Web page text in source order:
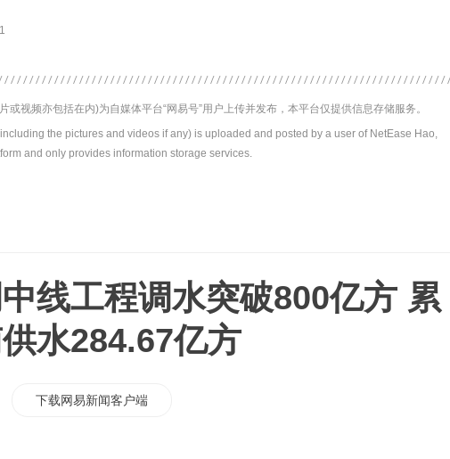
或视频亦包括在内)为自媒体平台“网易号”用户上传并发布，本平台仅提供信息存储服务。
the pictures and videos if any) is uploaded and posted by a user of NetEase Hao,
and only provides information storage services.
线工程调水突破800亿方 累
水284.67亿方
下载网易新闻客户端